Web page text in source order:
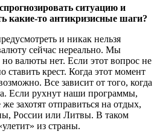
ситуацию и
какие-то антикризисные шаги?
и никак нельзя
сейчас нереально. Мы
но валюты нет. Если этот вопрос не
крест. Когда этот момент
Все зависит от того, когда
Если рухнут наши программы,
захотят отправиться на отдых,
России или Литвы. В таком
из страны.